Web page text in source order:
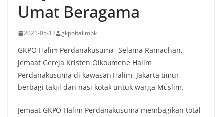
Umat Beragama
2021-05-12 gkpohalimpk
GKPO Halim Perdanakusuma- Selama Ramadhan,
jemaat Gereja Kristen Oikoumene Halim
Perdanakusuma di kawasan Halim, Jakarta timur,
berbagi takjil dan nasi kotak untuk warga Muslim.
Jemaat GKPO Halim Perdanakusuma membagikan total